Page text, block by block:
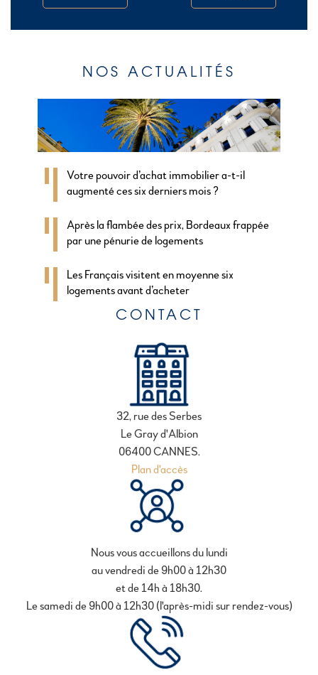
NOS ACTUALITÉS
Votre pouvoir d’achat immobilier a-t-il
augmenté ces six derniers mois ?
Après la flambée des prix, Bordeaux frappée
par une pénurie de logements
Les Français visitent en moyenne six
logements avant d’acheter
CONTACT
32, rue des Serbes
Le Gray d'Albion
06400 CANNES.
Plan d'accès
Nous vous accueillons du lundi
au vendredi de 9h00 à 12h30
et de 14h à 18h30.
Le samedi de 9h00 à 12h30 (l'après-midi sur rendez-vous)